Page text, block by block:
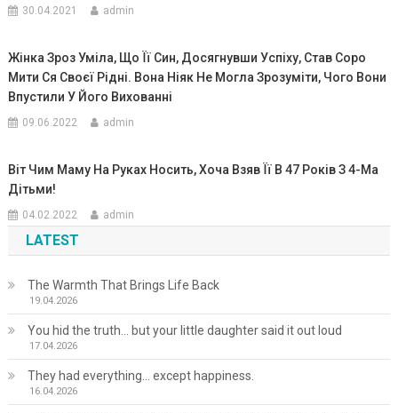
30.04.2021 admin
Жінка Зроз Уміла, Що Її Син, Досягнувши Успіху, Став Соро
Мити Ся Своєї Рідні. Вона Ніяк Не Могла Зрозуміти, Чого Вони
Впустили У Його Вихованні
09.06.2022 admin
Віт Чим Маму На Руках Носить, Хоча Взяв Її В 47 Років З 4-Ма
Дітьми!
04.02.2022 admin
LATEST
The Warmth That Brings Life Back
19.04.2026
You hid the truth… but your little daughter said it out loud
17.04.2026
They had everything… except happiness.
16.04.2026